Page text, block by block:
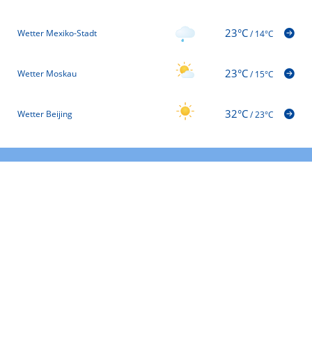
Wetter Mexiko-Stadt 23°C/14°C
Wetter Moskau 23°C/15°C
Wetter Beijing 32°C/23°C